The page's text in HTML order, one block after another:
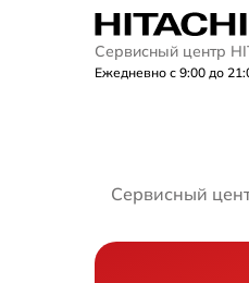
Сервисный центр
Ежедневно с 9:00 до
Сервисный